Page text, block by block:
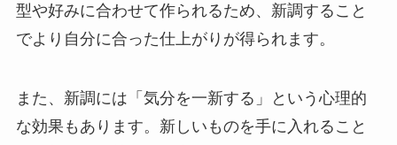
型や好みに合わせて作られるため、新調すること
でより自分に合った仕上がりが得られます。
また、新調には「気分を一新する」という心理的
な効果もあります。新しいものを手に入れること